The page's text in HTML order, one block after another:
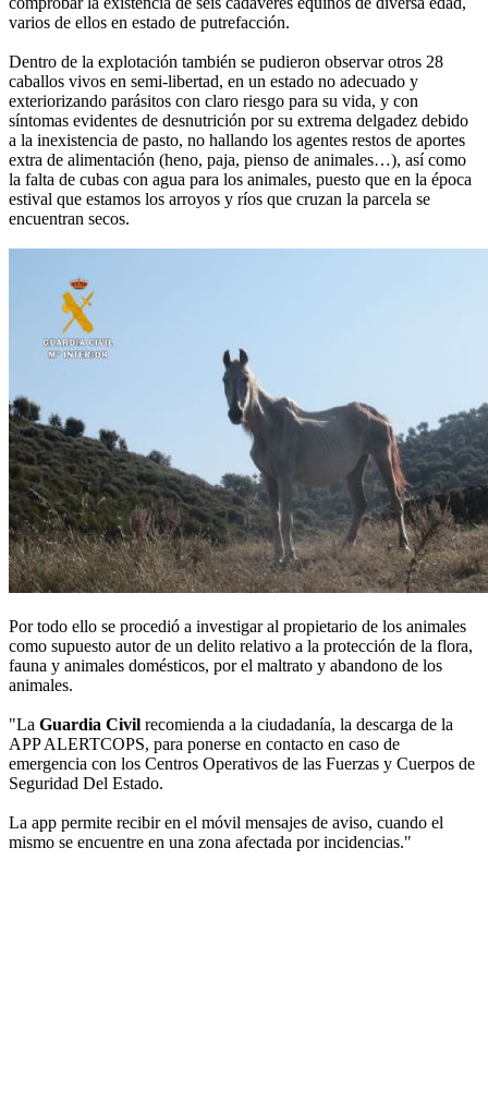
varios de ellos en estado de putrefacción.
Dentro de la explotación también se pudieron observar otros 28
caballos vivos en semi-libertad, en un estado no adecuado y
exteriorizando parásitos con claro riesgo para su vida, y con
síntomas evidentes de desnutrición por su extrema delgadez debido
a la inexistencia de pasto, no hallando los agentes restos de aportes
extra de alimentación (heno, paja, pienso de animales…), así como
la falta de cubas con agua para los animales, puesto que en la época
estival que estamos los arroyos y ríos que cruzan la parcela se
encuentran secos.
Por todo ello se procedió a investigar al propietario de los animales
como supuesto autor de un delito relativo a la protección de la flora,
fauna y animales domésticos, por el maltrato y abandono de los
animales.
"La Guardia Civil recomienda a la ciudadanía, la descarga de la
APP ALERTCOPS, para ponerse en contacto en caso de
emergencia con los Centros Operativos de las Fuerzas y Cuerpos de
Seguridad Del Estado.
La app permite recibir en el móvil mensajes de aviso, cuando el
mismo se encuentre en una zona afectada por incidencias."